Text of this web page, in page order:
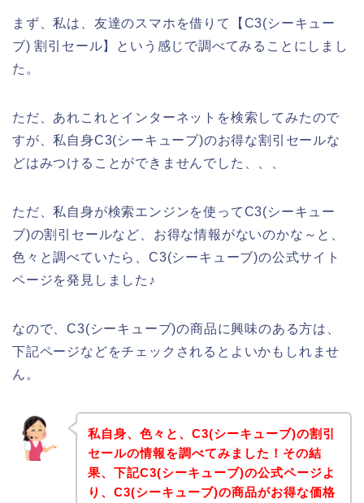
まず、私は、友達のスマホを借りて【C3(シーキュー
ブ) 割引セール】という感じで調べてみることにしまし
た。
ただ、あれこれとインターネットを検索してみたので
すが、私自身C3(シーキューブ)のお得な割引セールな
どはみつけることができませんでした、、、
ただ、私自身が検索エンジンを使ってC3(シーキュー
ブ)の割引セールなど、お得な情報がないのかな～と、
色々と調べていたら、C3(シーキューブ)の公式サイト
ページを発見しました♪
なので、C3(シーキューブ)の商品に興味のある方は、
下記ページなどをチェックされるとよいかもしれませ
ん。
私自身、色々と、C3(シーキューブ)の割引
セールの情報を調べてみました！その結
果、下記C3(シーキューブ)の公式ページよ
り、C3(シーキューブ)の商品がお得な価格